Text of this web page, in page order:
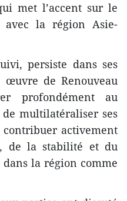
met l’accent sur le
avec la région Asie-
persiste dans ses
œuvre de Renouveau
profondément au
multilatéraliser ses
activement
de la stabilité et du
la région comme